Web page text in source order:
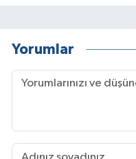
Yorumlar